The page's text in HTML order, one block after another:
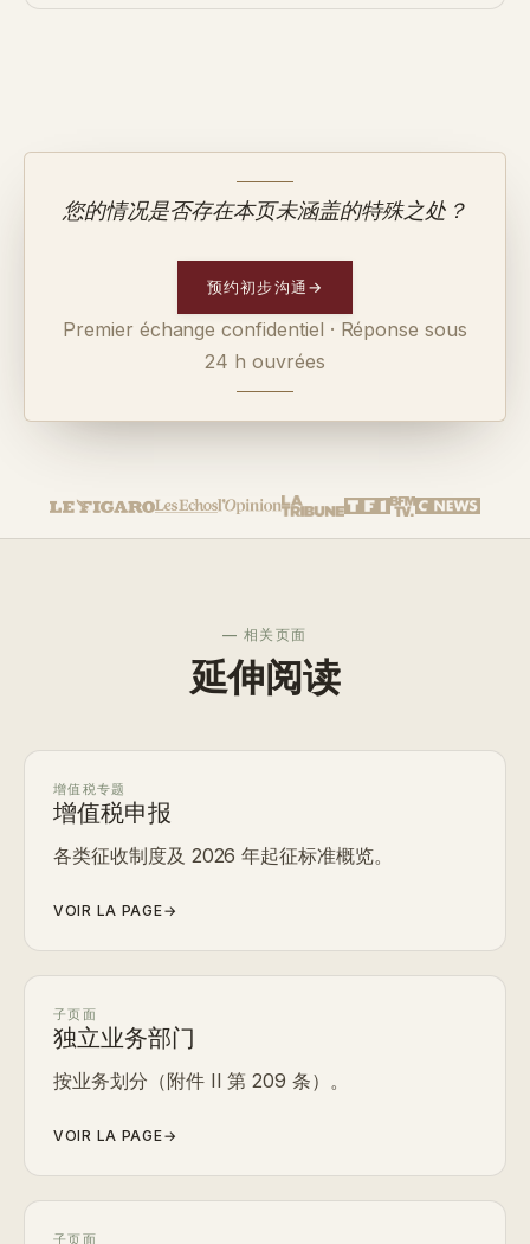
您的情况是否存在本页未涵盖的特殊之处？
预约初步沟通→
Premier échange confidentiel · Réponse sous
24 h ouvrées
— 相关页面
延伸阅读
增值税专题
增值税申报
各类征收制度及 2026 年起征标准概览。
VOIR LA PAGE→
子页面
独立业务部门
按业务划分（附件 II 第 209 条）。
VOIR LA PAGE→
子页面